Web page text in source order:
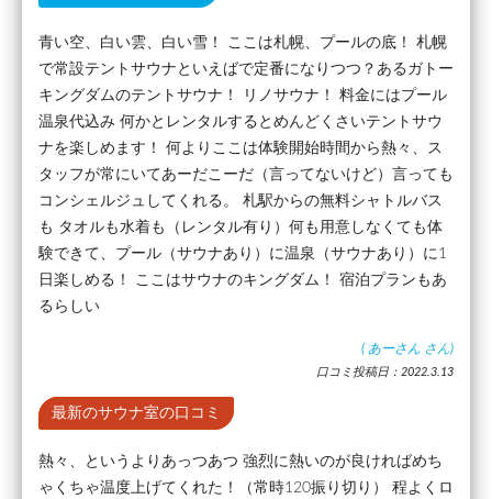
青い空、白い雲、白い雪！ ここは札幌、プールの底！ 札幌
で常設テントサウナといえばで定番になりつつ？あるガトー
キングダムのテントサウナ！ リノサウナ！ 料金にはプール
温泉代込み 何かとレンタルするとめんどくさいテントサウ
ナを楽しめます！ 何よりここは体験開始時間から熱々、ス
タッフが常にいてあーだこーだ（言ってないけど）言っても
コンシェルジュしてくれる。 札駅からの無料シャトルバス
も タオルも水着も（レンタル有り）何も用意しなくても体
験できて、プール（サウナあり）に温泉（サウナあり）に1
日楽しめる！ ここはサウナのキングダム！ 宿泊プランもあ
るらしい
( あーさん さん)
口コミ投稿日：2022.3.13
最新のサウナ室の口コミ
熱々、というよりあっつあつ 強烈に熱いのが良ければめち
ゃくちゃ温度上げてくれた！（常時120振り切り） 程よくロ